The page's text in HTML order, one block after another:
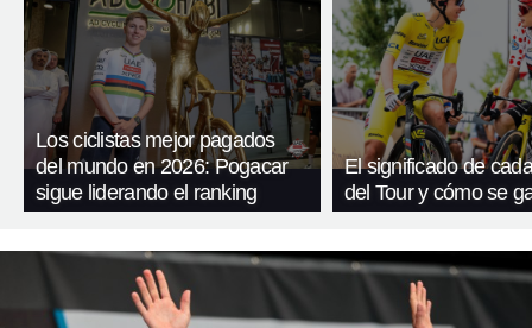
Los ciclistas mejor pagados
del mundo en 2026: Pogacar
sigue liderando el ranking
El significado de
del Tour y cómo se